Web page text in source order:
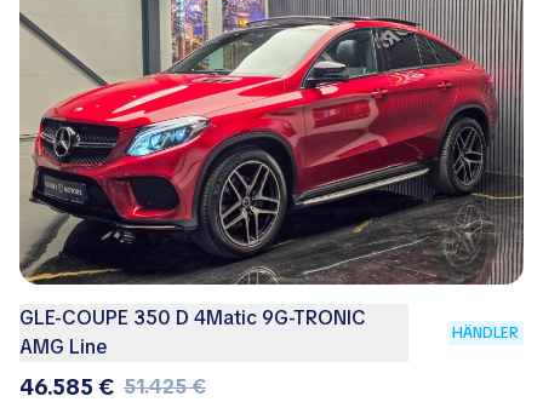
GLE-COUPE 350 D 4Matic 9G-TRONIC
AMG Line
HÄNDLER
46.585 € 51.425 €